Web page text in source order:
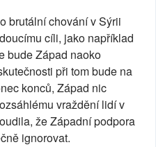
brutální chování v Sýrii
cíli, jako například
bude Západ naoko
při tom bude na
konců, Západ nic
vraždění lidí v
že Západní podpora
ignorovat.